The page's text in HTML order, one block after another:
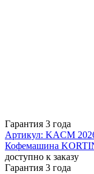
Гарантия 3 года
Артикул: KACM
Кофемашина
доступно к заказу
Гарантия 3 года